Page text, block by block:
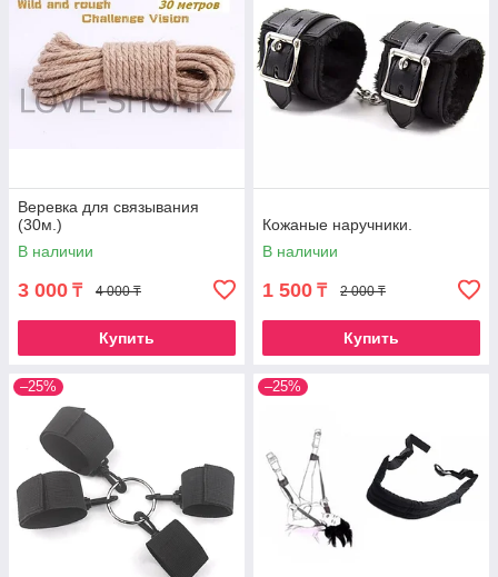
Веревка для связывания
(30м.)
В наличии
3 000 ₸ 4 000 ₸
Купить
Кожаные наручники.
В наличии
1 500 ₸ 2 000 ₸
Купить
–25% –25%